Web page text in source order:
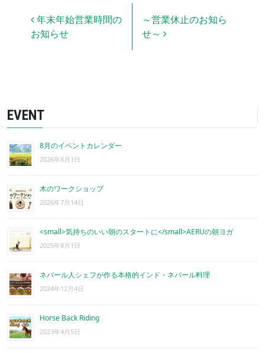
投稿ナビゲーション
年末年始営業時間の
お知らせ
～営業休止のお知ら
せ～
EVENT
8月のイベントカレンダー
2026年8月1日
木のワークショップ
2026年7月14日
<small>気持ちのいい朝のスタートに</small>AERUの朝ヨガ
2025年8月1日
ネパール人シェフが作る本格的インド・ネパール料理
2024年12月4日
Horse Back Riding
2023年4月5日